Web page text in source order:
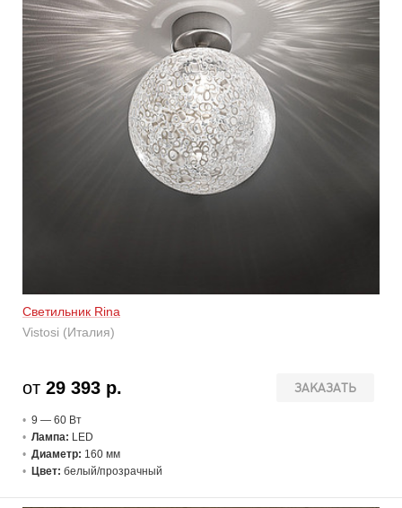
Светильник Rina
Vistosi (Италия)
ЗАКАЗАТЬ
от 29 393 р.
9 — 60 Вт
Лампа: LED
Диаметр: 160 мм
Цвет: белый/прозрачный